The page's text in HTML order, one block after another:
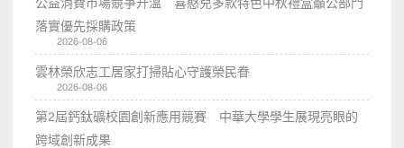
落實優先採購政策
2026-08-06
雲林榮欣志工居家打掃貼心守護榮民眷
2026-08-06
第2屆鈣鈦礦校園創新應用競賽 中華大學學生展現亮眼的
跨域創新成果